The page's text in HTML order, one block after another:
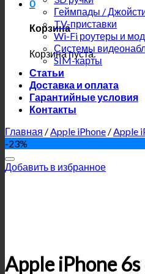
0
Корзина
Корзина пуста.
Геймпады /
TV-приставки
Wi-Fi роутеры и
Системы
SIM-карты
Статьи
Доставка и оплата
Гарантийные условия
Контакты
Главная /Apple iPhone /Apple
-23%
Добавить в избранное
Apple iPhone